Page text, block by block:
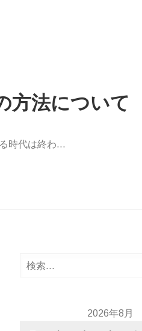
方法について
時代は終わ…
検
2026年8月